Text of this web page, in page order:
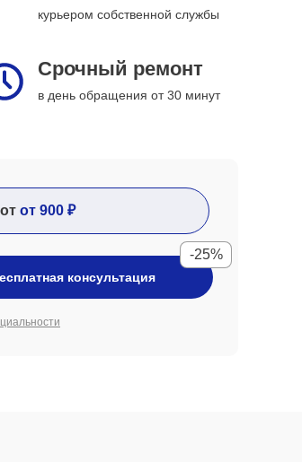
курьером собственной службы
Срочный ремонт
в день обращения от 30 минут
от 900 ₽
консультация
-25%